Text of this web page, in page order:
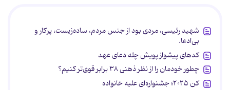
شهید رئیسی، مردی بود از جنس مردم، ساده‌زیست، پرکار و
بی‌ادعا.
کدهای پیشواز پویش چله دعای عهد
چطور خودمان را از نظر ذهنی ۳۸ برابر قوی‌تر کنیم؟
کن ۲۰۲۵؛ جشنواره‌ای علیه خانواده